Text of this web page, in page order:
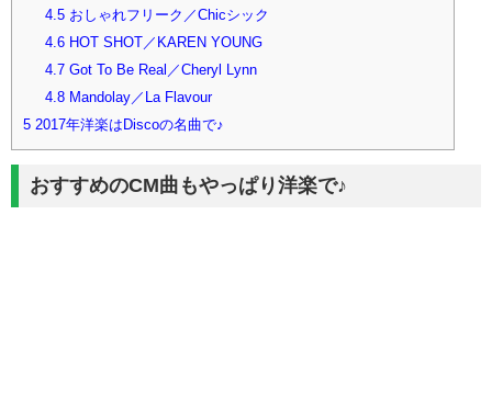
4.5おしゃれフリーク／Chicシック
4.6HOT SHOT／KAREN YOUNG
4.7Got To Be Real／Cheryl Lynn
4.8Mandolay／La Flavour
5 2017年洋楽はDiscoの名曲で♪
おすすめのCM曲もやっぱり洋楽で♪